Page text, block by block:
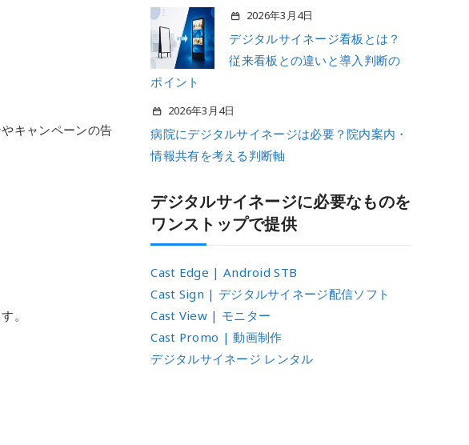
キャンペーンの告
。
2026年3月4日
デジタルサイネージ看板とは？
従来看板との違いと導入判断の
ポイント
2026年3月4日
病院にデジタルサイネージは必要？院内案内・
情報共有を考える判断軸
デジタルサイネージに必要なものを
ワンストップで提供
Cast Edge | Android STB
Cast Sign | デジタルサイネージ配信ソフト
Cast View | モニター
Cast Promo | 動画制作
デジタルサイネージ レンタル